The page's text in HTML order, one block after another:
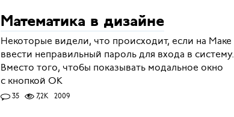
Математика в дизайне
Некоторые видели, что происходит, если на Маке
ввести неправильный пароль для входа в систему.
Вместо того, чтобы показывать модальное окно
с кнопкой OK
35 7,2K 2009